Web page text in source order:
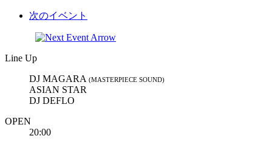
次のイベント
Line Up
DJ MAGARA (MASTERPIECE SOUND)
ASIAN STAR
DJ DEFLO
OPEN
20:00